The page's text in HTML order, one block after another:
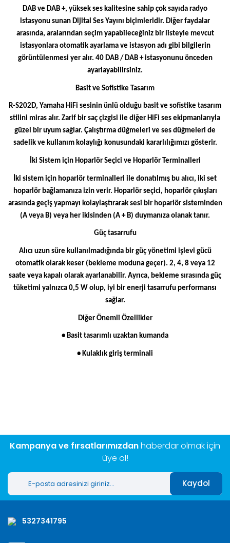
DAB ve DAB +, yüksek ses kalitesine sahip çok sayıda radyo
istasyonu sunan Dijital Ses Yayını biçimleridir. Diğer faydalar
arasında, aralarından seçim yapabileceğiniz bir listeyle mevcut
istasyonlara otomatik ayarlama ve istasyon adı gibi bilgilerin
görüntülenmesi yer alır. 40 DAB / DAB + istasyonunu önceden
ayarlayabilirsiniz.
Basit ve Sofistike Tasarım
R-S202D, Yamaha HiFi sesinin ünlü olduğu basit ve sofistike tasarım
stilini miras alır. Zarif bir saç çizgisi ile diğer HiFi ses ekipmanlarıyla
güzel bir uyum sağlar. Çalıştırma düğmeleri ve ses düğmeleri de
sadelik ve kullanım kolaylığı konusundaki kararlılığımızı gösterir.
İki Sistem için Hoparlör Seçici ve Hoparlör Terminalleri
İki sistem için hoparlör terminalleri ile donatılmış bu alıcı, iki set
hoparlör bağlamanıza izin verir. Hoparlör seçici, hoparlör çıkışları
arasında geçiş yapmayı kolaylaştırarak sesi bir hoparlör sisteminden
(A veya B) veya her ikisinden (A + B) duymanıza olanak tanır.
Güç tasarrufu
Alıcı uzun süre kullanılmadığında bir güç yönetimi işlevi gücü
otomatik olarak keser (bekleme moduna geçer). 2, 4, 8 veya 12
saate veya kapalı olarak ayarlanabilir. Ayrıca, bekleme sırasında güç
tüketimi yalnızca 0,5 W olup, iyi bir enerji tasarrufu performansı
sağlar.
Diğer Önemli Özellikler
• Basit tasarımlı uzaktan kumanda
• Kulaklık giriş terminali
Ürün bilgilerinde hatalar bulunuyor.
Bu ürüne benzer farklı alternatifler olmalı.
Kampanya ve fırsatlarımızdanhaberdar olmak için
üye ol!
Kaydol
5327341795